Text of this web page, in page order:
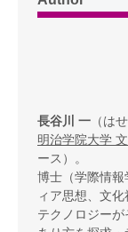
長谷川 一 （は
明治学院大学
ース）。
博士（学際情
ィア思想、文
テクノロジー